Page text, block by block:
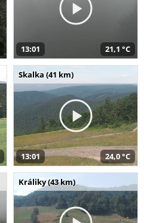
13:01 21,1 °C
Skalka (41 km)
13:01 24,0 °C
Králiky (43 km)